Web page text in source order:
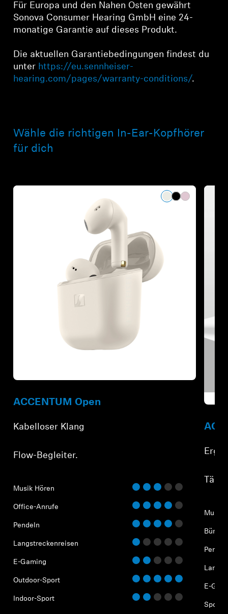
Für Europa und den Nahen Osten gewährt
Sonova Consumer Hearing GmbH eine 24-
monatige Garantie auf dieses Produkt.
Die aktuellen Garantiebedingungen findest du
unter https://eu.sennheiser-
hearing.com/pages/warranty-conditions/.
Wähle die richtigen In-Ear-Kopfhörer
für dich
ACCENTUM Open
Kabelloser Klang
Flow-Begleiter.
Musik Hören
Office-Anrufe
Pendeln
Langstreckenreisen
E-Gaming
Outdoor-Sport
Indoor-Sport
Musik
Büro-
E-
Sport